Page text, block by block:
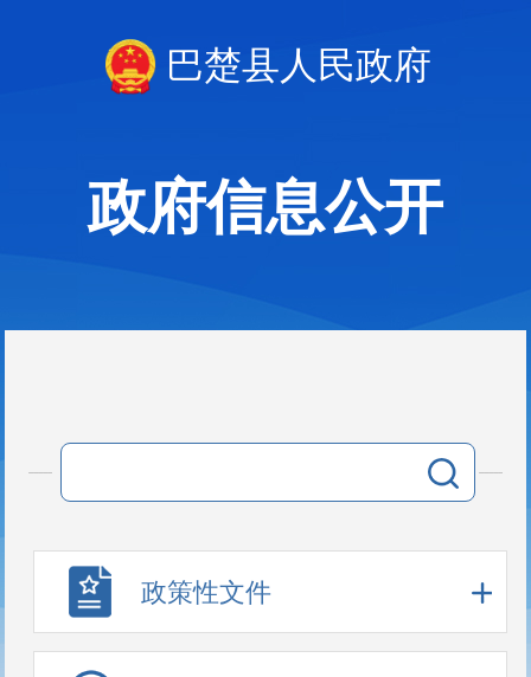
巴楚县人民政府
政府信息公开
政策性文件